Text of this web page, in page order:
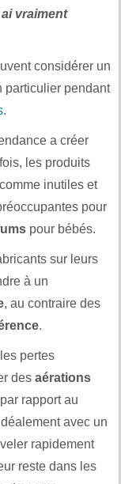
ai vraiment
considérer un
particulier pendant
.
a créer
les produits
inutiles et
pour
pour bébés.
sur leurs
à un
, au contraire des
.
pertes
des aérations
rapport au
avec un
rapidement
reste dans les